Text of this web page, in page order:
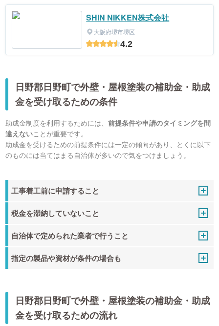
SHIN NIKKEN株式会社
大阪府堺市堺区
4.2
日野郡日野町で外壁・屋根塗装の補助金・助成
金を受け取るための条件
助成金制度を利用するためには、前提条件や申請のタイミングを間
違えないことが重要です。
助成金を受けるための前提条件には一定の傾向があり、とくに以下
のものには当てはまる自治体が多いので気をつけましょう。
工事着工前に申請すること
税金を滞納していないこと
自治体で定められた業者で行うこと
指定の製品や資材が条件の場合も
日野郡日野町で外壁・屋根塗装の補助金・助成
金を受け取るための流れ